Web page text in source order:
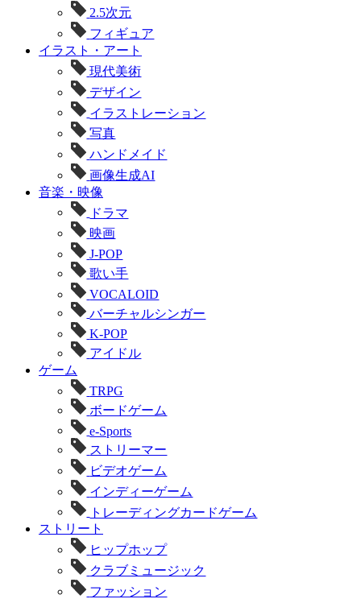
2.5次元
フィギュア
イラスト・アート
現代美術
デザイン
イラストレーション
写真
ハンドメイド
画像生成AI
音楽・映像
ドラマ
映画
J-POP
歌い手
VOCALOID
バーチャルシンガー
K-POP
アイドル
ゲーム
TRPG
ボードゲーム
e-Sports
ストリーマー
ビデオゲーム
インディーゲーム
トレーディングカードゲーム
ストリート
ヒップホップ
クラブミュージック
ファッション